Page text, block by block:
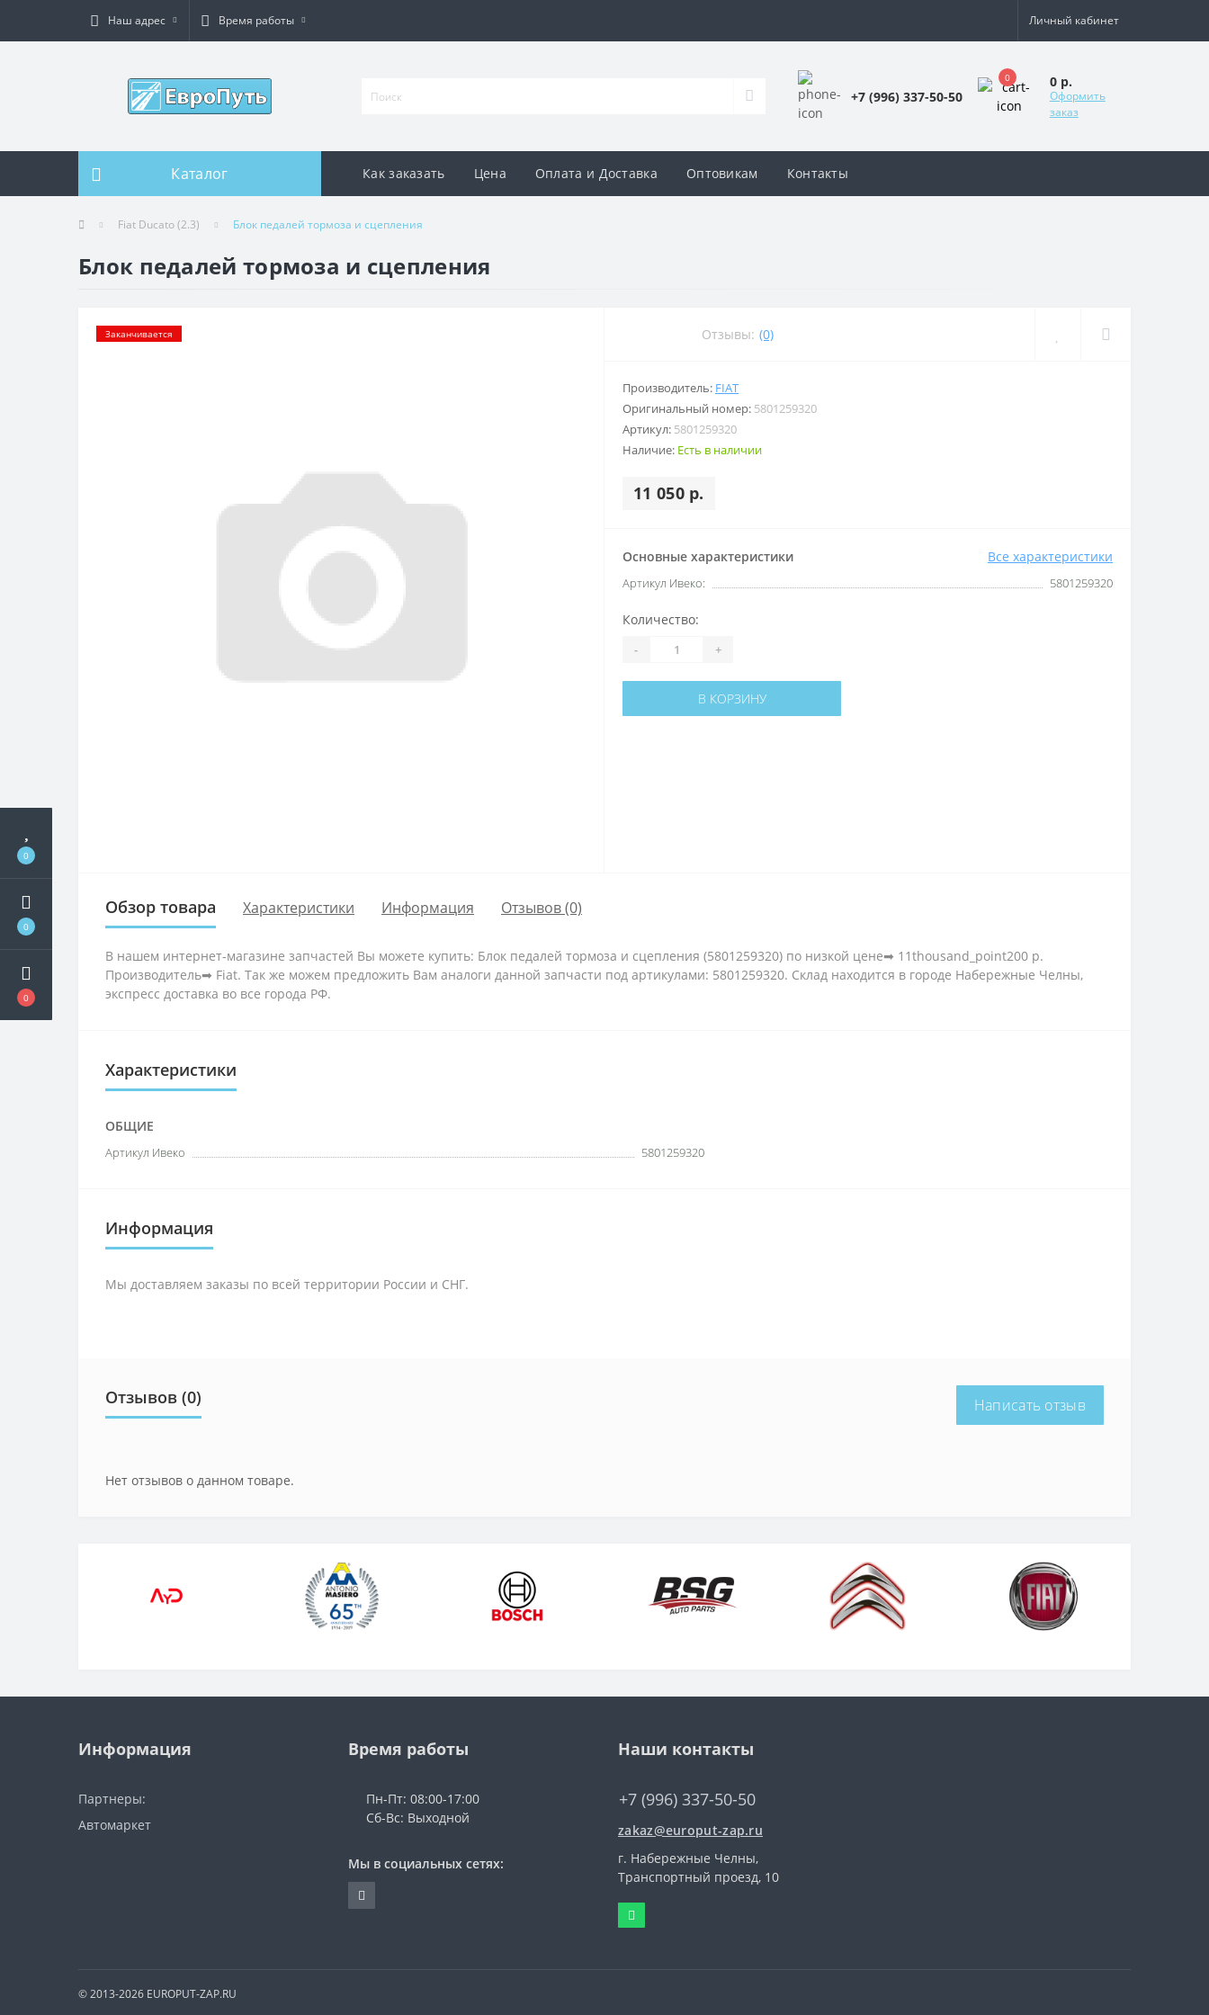
0
0
0
Наш адрес Время работы Личный кабинет
+7 (996) 337-50-50
0 0 р.
Оформить
заказ
Каталог Как заказать Цена Оплата и Доставка Оптовикам Контакты
Fiat Ducato (2.3) Блок педалей тормоза и сцепления
Блок педалей тормоза и сцепления
Заканчивается Отзывы: (0)
Производитель: FIAT
Оригинальный номер: 5801259320
Артикул: 5801259320
Наличие: Есть в наличии
11 050 р.
Основные характеристики Все характеристики
Артикул Ивеко: 5801259320
Количество:
- +
В КОРЗИНУ
Обзор товара Характеристики Информация Отзывов (0)
В нашем интернет-магазине запчастей Вы можете купить: Блок педалей тормоза и сцепления (5801259320) по низкой цене➡ 11thousand_point200 р.
Производитель➡ Fiat. Так же можем предложить Вам аналоги данной запчасти под артикулами: 5801259320. Склад находится в городе Набережные Челны,
экспресс доставка во все города РФ.
Характеристики
ОБЩИЕ
Артикул Ивеко 5801259320
Информация
Мы доставляем заказы по всей территории России и СНГ.
Отзывов (0) Написать отзыв
Нет отзывов о данном товаре.
Информация
Партнеры:
Автомаркет
Время работы
Пн-Пт: 08:00-17:00
Сб-Вс: Выходной
Мы в социальных сетях:
Наши контакты
+7 (996) 337-50-50
zakaz@europut-zap.ru
г. Набережные Челны,
Транспортный проезд, 10
© 2013-2026 EUROPUT-ZAP.RU